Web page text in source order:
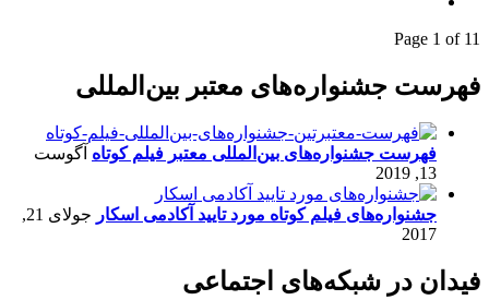
Page 1 of 11
فهرست جشنواره‌های معتبر بین‌المللی
فهرست جشنواره‌های بین‌المللی معتبر فیلم کوتاه آگوست
13, 2019
جشنواره‌های فیلم کوتاه مورد تایید آکادمی اسکار
جولای 21,
2017
فیدان در شبکه‌های اجتماعی